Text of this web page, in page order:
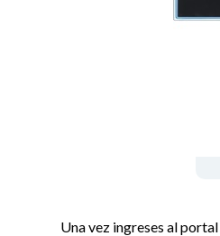
Una vez ingreses al